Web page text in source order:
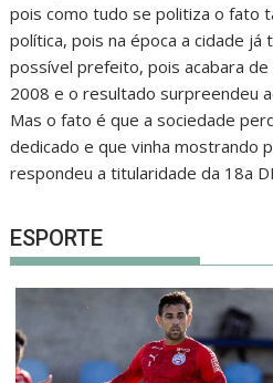
pois como tudo se politiza o fato
política, pois na época a cidade
possível prefeito, pois acabara
2008 e o resultado surpreendeu
Mas o fato é que a sociedade
dedicado e que vinha mostrando
respondeu a titularidade da 18a
ESPORTE